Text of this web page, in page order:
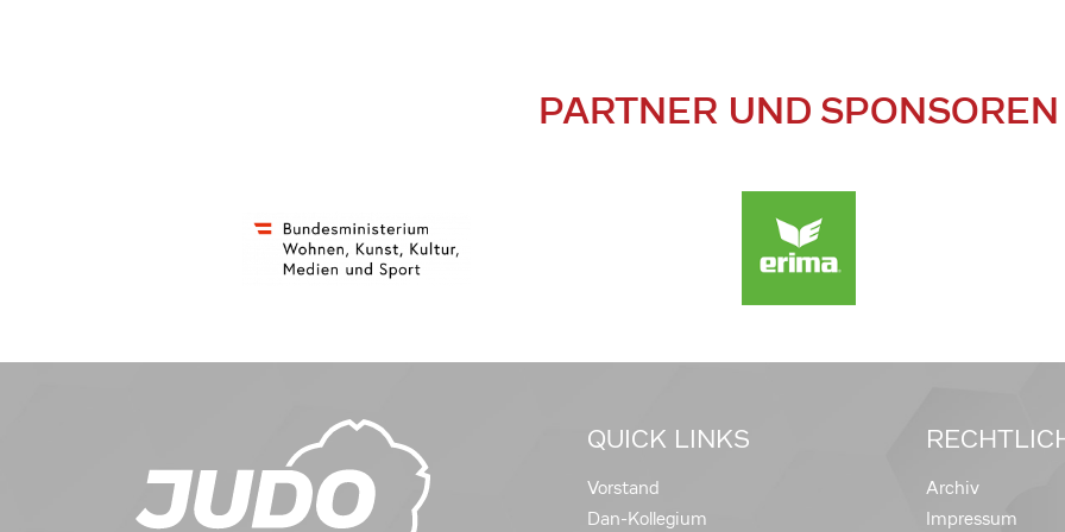
PARTNER UND SPONSOREN
QUICK LINKS
Vorstand
Dan-Kollegium
Archiv
Impressum